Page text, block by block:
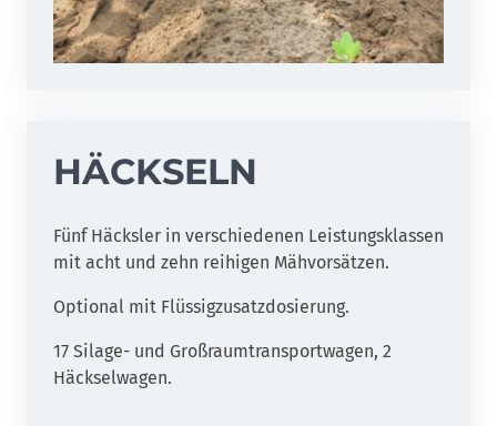
HÄCKSELN
Fünf Häcksler in verschiedenen Leistungsklassen
mit acht und zehn reihigen Mähvorsätzen.
Optional mit Flüssigzusatzdosierung.
17 Silage- und Großraumtransportwagen, 2
Häckselwagen.